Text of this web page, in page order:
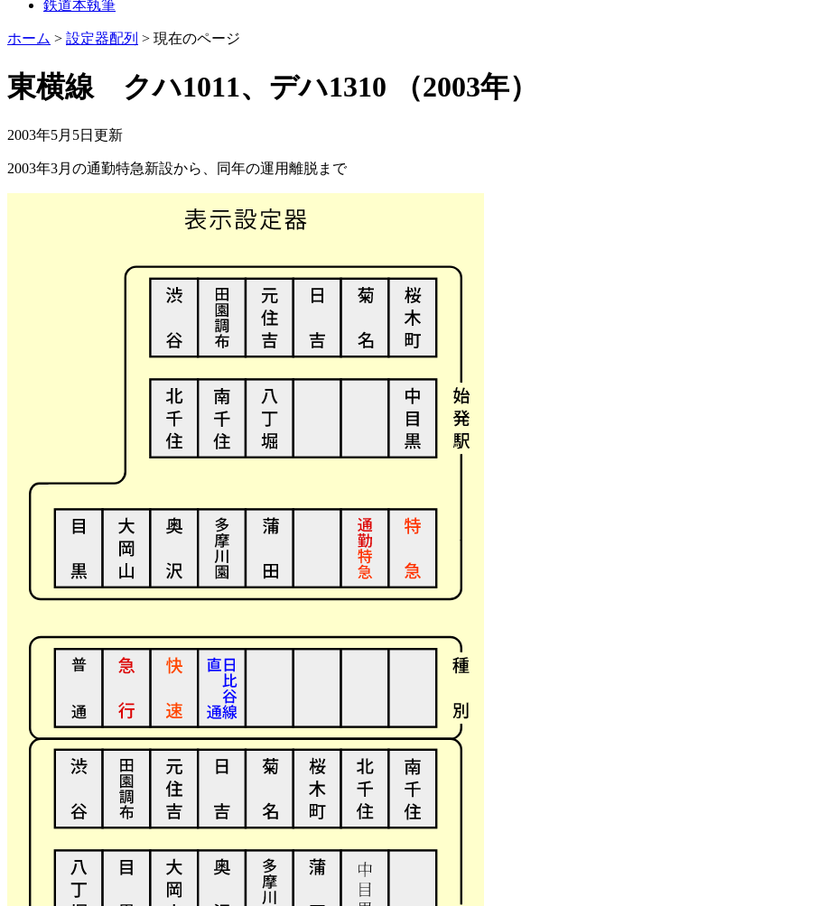
鉄道本執筆
ホーム > 設定器配列 > 現在のページ
東横線 クハ1011、デハ1310 （2003年）
2003年5月5日 更新
2003年3月の通勤特急新設から、同年の運用離脱まで